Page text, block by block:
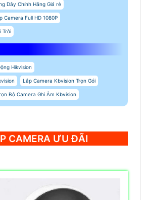
Dây Chính Hãng Giá rẻ
Camera Full HD 1080P
Trời
Hikvision
Lắp Camera Kbvision Trọn Gói
Bộ Camera Ghi Âm Kbvision
CAMERA ƯU ĐÃI